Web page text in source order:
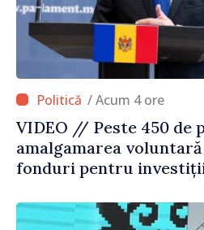
/ Acum 4 ore
VIDEO // Peste 450 de
amalgamarea
fonduri pentru
dăm o șansă